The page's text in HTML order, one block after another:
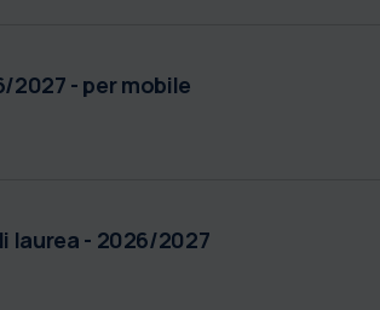
- per mobile
laurea - 2026/2027